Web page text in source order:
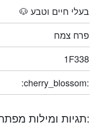
🐶 בעלי חיים וטבע
פרח צמח
1F338
:cherry_blossom:
תגיות ומילות מפתח: